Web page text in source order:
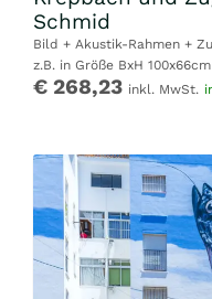
Schmid
Bild + Akustik-Rahmen +
z.B. in Größe BxH 100x66cm
€ 268,23 inkl. MwSt.